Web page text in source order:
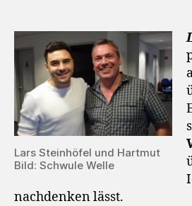
Lars Steinhöfel und Hartmut
Bild: Schwule Welle
nachdenken lässt.